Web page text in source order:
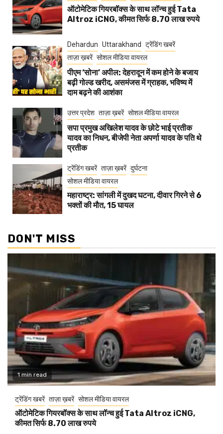
ऑटोमेटिक गियरबॉक्स के साथ लॉन्च हुई Tata
Altroz iCNG, कीमत सिर्फ 8.70 लाख रुपये
Dehardun Uttarakhand
ट्रेंडिंग खबरें
ताज़ा ख़बरें सोशल मीडिया वायरल
पीएम ‘सोना’ अपील: देहरादून में कम होने के बजाय
बढ़ी गोल्ड खरीद, असमंजस में ग्राहक, भविष्य में
दाम बढ़ने की आशंका
उत्तर प्रदेश ताज़ा ख़बरें सोशल मीडिया वायरल
सपा प्रमुख अखिलेश यादव के छोटे भाई प्रतीक
यादव का निधन, बीजेपी नेता अपर्णा यादव के पति थे
प्रतीक
ट्रेंडिंग खबरें ताज़ा ख़बरें दुर्घटना
सोशल मीडिया वायरल
महाराष्ट्र: सांगली में दुखद घटना, दीवार गिरने से 6
भक्तों की मौत, 15 घायल
DON'T MISS
1 min read
ट्रेंडिंग खबरें ताज़ा ख़बरें सोशल मीडिया वायरल
ऑटोमेटिक गियरबॉक्स के साथ लॉन्च हुई Tata Altroz iCNG,
कीमत सिर्फ 8.70 लाख रुपये